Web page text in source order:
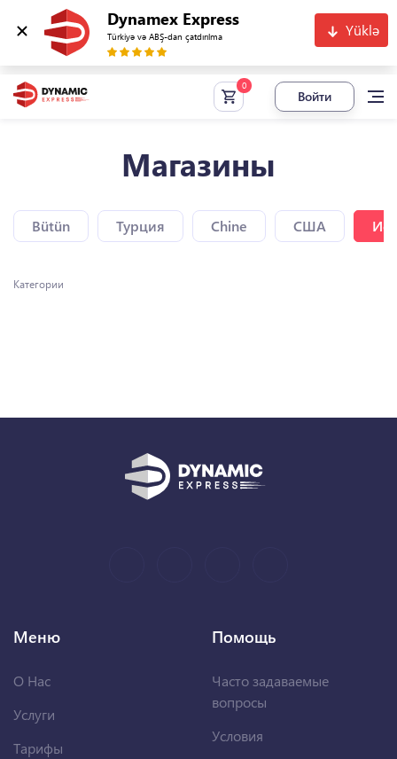
Dynamex Express
Türkiyə və ABŞ-dan çatdırılma Yüklə
Войти
Магазины
Bütün Турция Chine США
Категории
Меню
О Нас
Услуги
Тарифы
Помощь
Часто задаваемые
вопросы
Условия